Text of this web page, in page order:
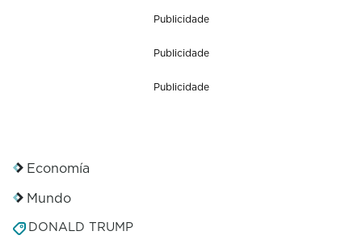
Publicidade
Publicidade
Publicidade
Economía
Mundo
DONALD TRUMP